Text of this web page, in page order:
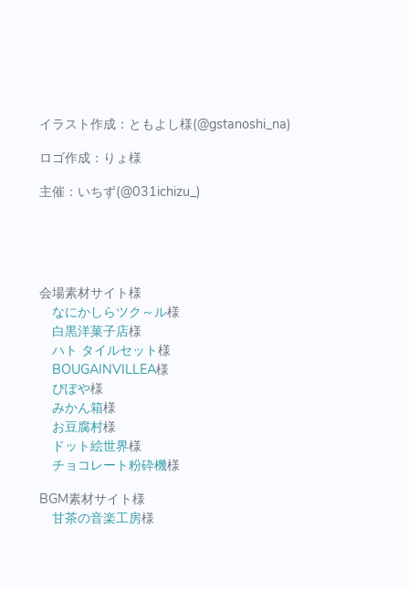
イラスト作成：ともよし様(@gstanoshi_na)
ロゴ作成：りょ様
主催：いちず(@031ichizu_)
会場素材サイト様
なにかしらツク～ル様
白黒洋菓子店様
ハト タイルセット様
BOUGAINVILLEA様
ぴぽや様
みかん箱様
お豆腐村様
ドット絵世界様
チョコレート粉砕機様
BGM素材サイト様
甘茶の音楽工房様